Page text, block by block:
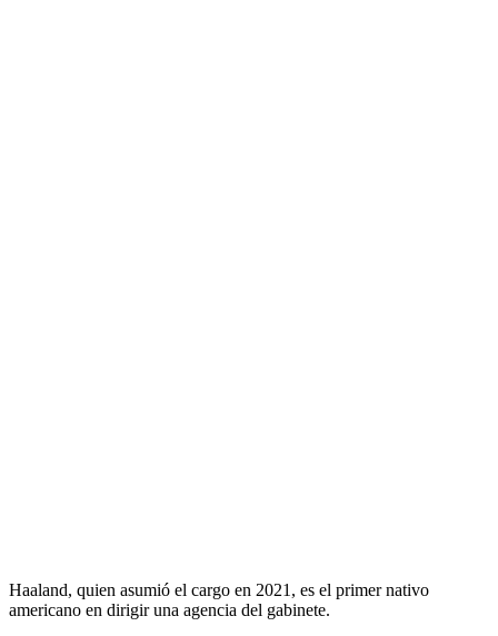
Haaland, quien asumió el cargo en 2021, es el primer nativo
americano en dirigir una agencia del gabinete.